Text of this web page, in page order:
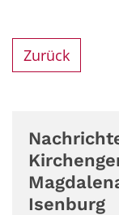
Zurück
Isenburg